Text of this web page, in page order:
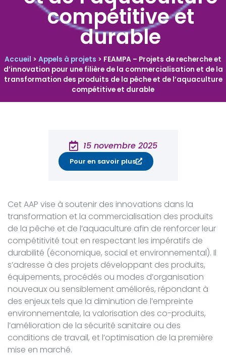
compétitive et
durable
Accueil > Appels à projets > FEAMPA – Projets de recherche et
d’innovation pour une filière de la commercialisation et de la
transformation des produits de la pêche et de l’aquaculture
compétitive et durable
15 novembre 2025
Pour en savoir plus
Cet AAP vise à soutenir des innovations dans la
transformation et la commercialisation des produits
de la pêche et de l’aquaculture afin de renforcer leur
compétitivité tout en respectant les impératifs de
durabilité (économique, social et environnemental). Il
s’adresse à des projets développant des produits,
équipements, procédés ou modes d’organisation
nouveaux ou sensiblement améliorés, répondant à
des enjeux tels que la diminution de l’empreinte
environnementale, la valorisation des co-produits,
l’amélioration de la sécurité sanitaire ou des
conditions de travail, et l’optimisation de la première
mise en marché.